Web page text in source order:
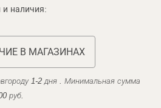
и наличия:
В МАГАЗИНАХ
1-2 дня . Минимальная сумма
руб.